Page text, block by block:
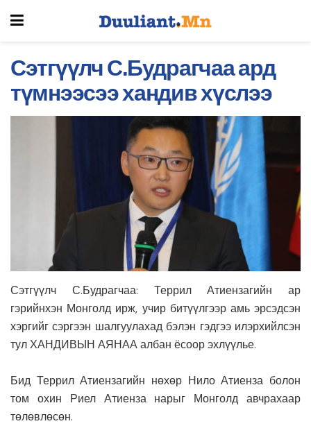
Сэтгүүлч С.Будрагчаа ард
түмнээсээ хандив хүслээ
Сэтгүүлч С.Будрагчаа: Террил Атиензагийн ар
гэрийнхэн Монголд ирж, учир битүүлгээр амь эрсэдсэн
хэргийг сэргээн шалгуулахад бэлэн гэдгээ илэрхийлсэн
тул ХАНДИВЫН АЯНАА албан ёсоор эхлүүлье.
Бид Террил Атиензагийн нөхөр Нило Атиенза болон
том охин Риел Атиенза нарыг Монголд авчрахаар
төлөвлөсөн.